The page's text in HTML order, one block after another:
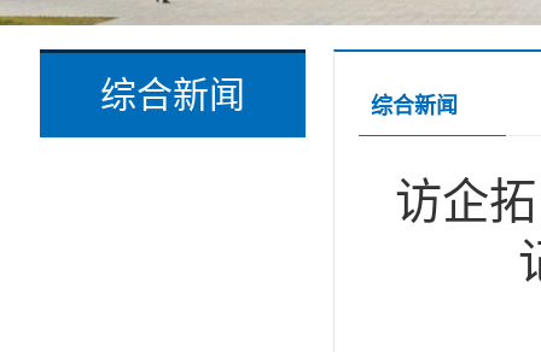
综合新闻 综合新闻
访企